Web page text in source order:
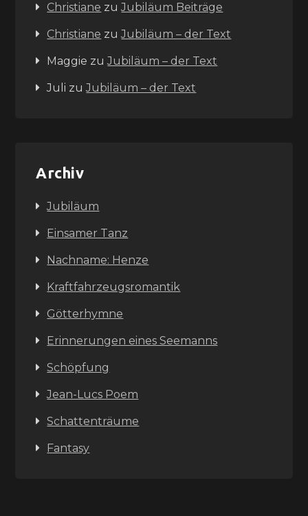
Christiane zuJubiläum Beiträge
Christiane zuJubiläum – der Text
Maggie zuJubiläum – der Text
Juli zuJubiläum – der Text
Archiv
Jubiläum
Einsamer Tanz
Nachname: Henze
Kraftfahrzeugsromantik
Götterhymne
Erinnerungen eines Seemanns
Schöpfung
Jean-Lucs Poem
Schattenträume
Fantasy